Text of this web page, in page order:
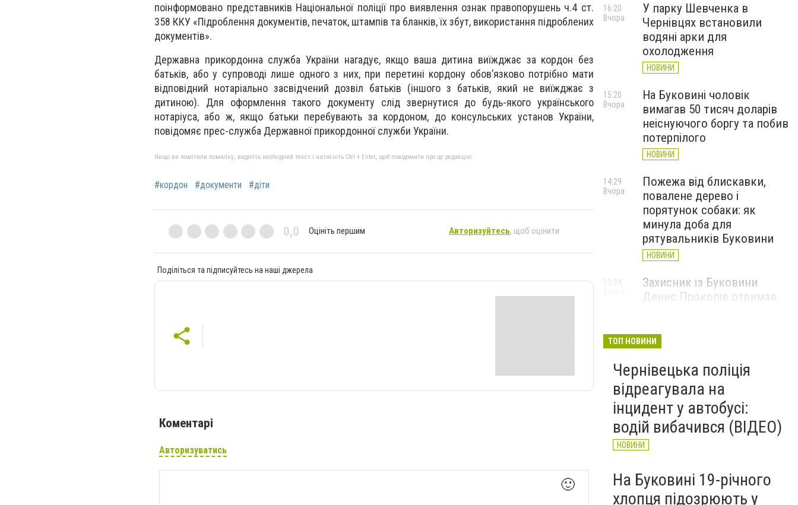
поінформовано представників Національної поліції про виявлення ознак правопорушень ч.4 ст.
358 ККУ «Підроблення документів, печаток, штампів та бланків, їх збут, використання підроблених
документів».
Державна прикордонна служба України нагадує, якщо ваша дитина виїжджає за кордон без
батьків, або у супроводі лише одного з них, при перетині кордону обов’язково потрібно мати
відповідний нотаріально засвідчений дозвіл батьків (іншого з батьків, який не виїжджає з
дитиною). Для оформлення такого документу слід звернутися до будь-якого українського
нотаріуса, або ж, якщо батьки перебувають за кордоном, до консульських установ України,
повідомяє прес-служба Державної прикордонної служби України.
Якщо ви помітили помилку, виділіть необхідний текст і натисніть Ctrl + Enter, щоб повідомити про це редакцію
#кордон #документи #діти
0,0 Оцініть першим Авторизуйтесь, щоб оцінити
Поділіться та підписуйтесь на наші джерела
Коментарі
Авторизуватись
🙂
У парку Шевченка в
Чернівцях встановили
водяні арки для
охолодження
НОВИНИ
16:20
Вчора
На Буковині чоловік
вимагав 50 тисяч доларів
неіснуючого боргу та побив
потерпілого
НОВИНИ
15:20
Вчора
Пожежа від блискавки,
повалене дерево і
порятунок собаки: як
минула доба для
рятувальників Буковини
НОВИНИ
14:29
Вчора
Захисник із Буковини
Денис Прокопів отримав
НОВИНИ
13:24
Перевернута машина на
Скальда у Чернівцях: водій
був нетверезий
НОВИНИ
12:18
Вчора
ТОП НОВИНИ
Чернівецька поліція
відреагувала на
інцидент у автобусі:
водій вибачився (ВІДЕО)
НОВИНИ
На Буковині 19-річного
хлопця підозрюють у